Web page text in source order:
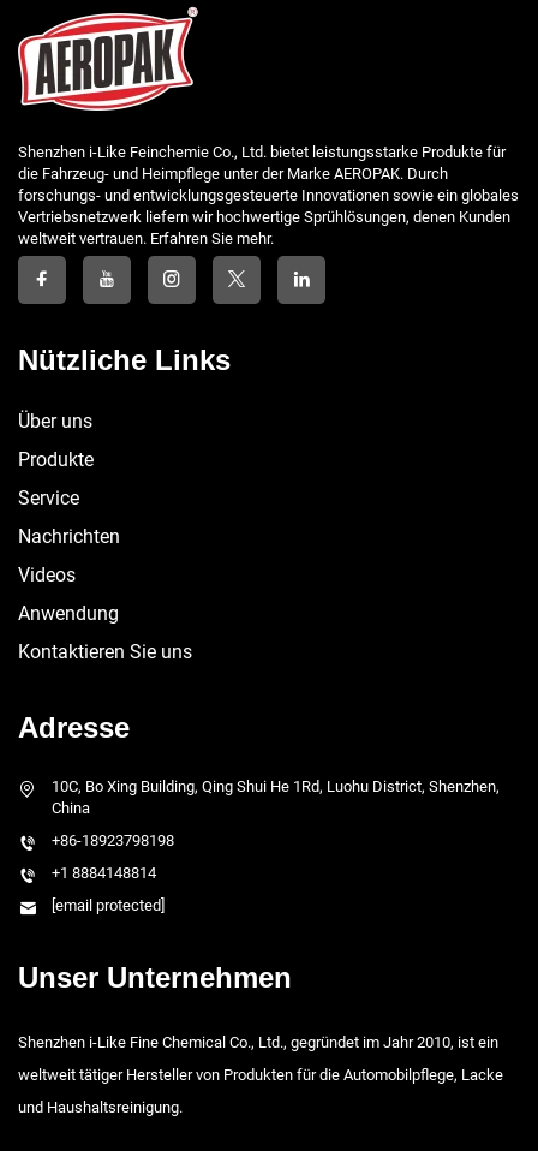
Shenzhen i-Like Feinchemie Co., Ltd. bietet leistungsstarke Produkte für
die Fahrzeug- und Heimpflege unter der Marke AEROPAK. Durch
forschungs- und entwicklungsgesteuerte Innovationen sowie ein globales
Vertriebsnetzwerk liefern wir hochwertige Sprühlösungen, denen Kunden
weltweit vertrauen. Erfahren Sie mehr.
Nützliche Links
Über uns
Produkte
Service
Nachrichten
Videos
Anwendung
Kontaktieren Sie uns
Adresse
10C, Bo Xing Building, Qing Shui He 1Rd, Luohu District, Shenzhen,
China
+86-18923798198
+1 8884148814
[email protected]
Unser Unternehmen
Shenzhen i-Like Fine Chemical Co., Ltd., gegründet im Jahr 2010, ist ein
weltweit tätiger Hersteller von Produkten für die Automobilpflege, Lacke
und Haushaltsreinigung.